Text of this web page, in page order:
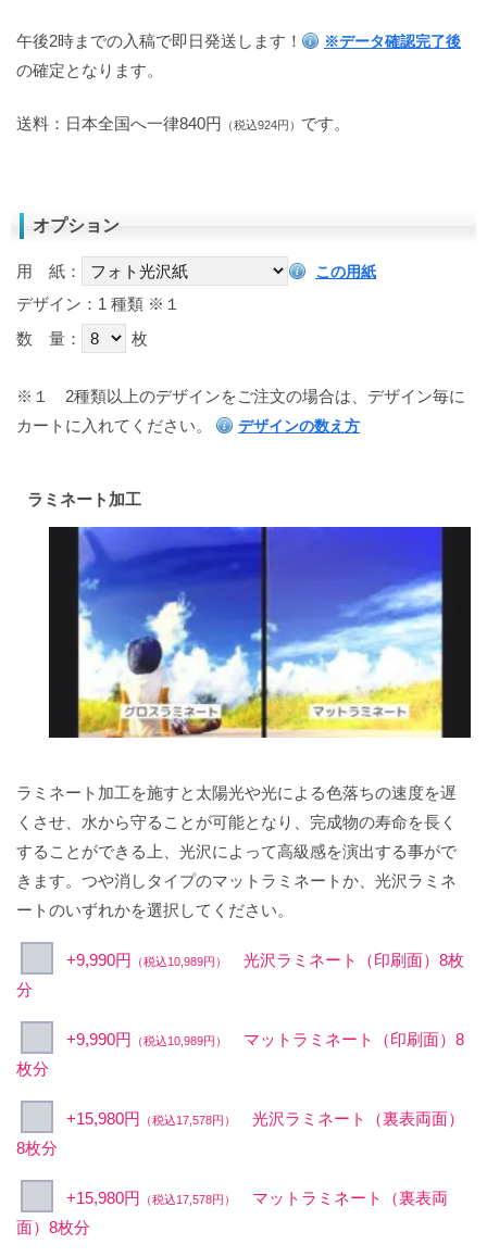
午後2時までの入稿で即日発送します！ ※データ確認完了後
の確定となります。
送料：日本全国へ一律840円 （税込924円） です。
オプション
用 紙： この用紙
デザイン：1 種類 ※１
数 量：
枚
※１
2種類以上のデザインをご注文の場合は、デザイン毎に
カートに入れてください。
デザインの数え方
ラミネート加工
ラミネート加工を施すと太陽光や光による色落ちの速度を遅
くさせ、水から守ることが可能となり、完成物の寿命を長く
することができる上、光沢によって高級感を演出する事がで
きます。つや消しタイプのマットラミネートか、光沢ラミネ
ートのいずれかを選択してください。
+9,990円 （税込10,989円）
光沢ラミネート（印刷面）8枚
分
+9,990円 （税込10,989円）
マットラミネート（印刷面）8
枚分
+15,980円 （税込17,578円）
光沢ラミネート（裏表両面）
8枚分
+15,980円 （税込17,578円）
マットラミネート（裏表両
面）8枚分